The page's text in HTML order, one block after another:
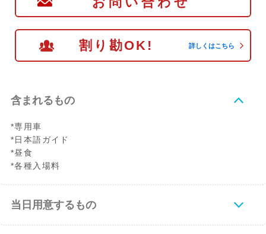
割り勘OK! 詳しくはこちら
含まれるもの
*専用車
*日本語ガイド
*昼食
*各種入場料
当日用意するもの